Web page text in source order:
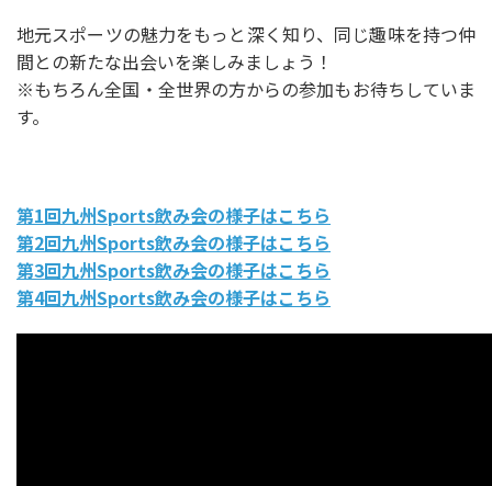
地元スポーツの魅力をもっと深く知り、同じ趣味を持つ仲
間との新たな出会いを楽しみましょう！
※もちろん全国・全世界の方からの参加もお待ちしていま
す。
第1回九州Sports飲み会の様子はこちら
第2回九州Sports飲み会の様子はこちら
第3回九州Sports飲み会の様子はこちら
第4回九州Sports飲み会の様子はこちら